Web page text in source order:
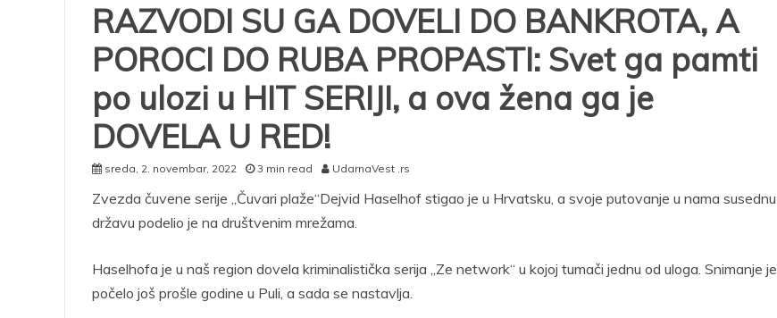
RAZVODI SU GA DOVELI DO BANKROTA, A
POROCI DO RUBA PROPASTI: Svet ga pamti
po ulozi u HIT SERIJI, a ova žena ga je
DOVELA U RED!
sreda, 2. novembar, 2022 3 min read UdarnaVest .rs
Zvezda čuvene serije „Čuvari plaže“Dejvid Haselhof stigao je u Hrvatsku, a svoje putovanje u nama susednu
državu podelio je na društvenim mrežama.
Haselhofa je u naš region dovela kriminalistička serija „Ze network“ u kojoj tumači jednu od uloga. Snimanje je
počelo još prošle godine u Puli, a sada se nastavlja.